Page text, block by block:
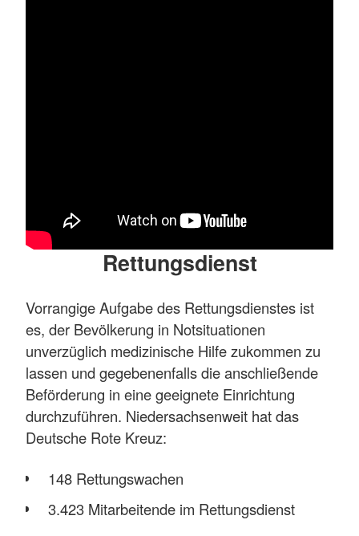
Rettungsdienst
Vorrangige Aufgabe des Rettungsdienstes ist
es, der Bevölkerung in Notsituationen
unverzüglich medizinische Hilfe zukommen zu
lassen und gegebenenfalls die anschließende
Beförderung in eine geeignete Einrichtung
durchzuführen. Niedersachsenweit hat das
Deutsche Rote Kreuz:
148 Rettungswachen
3.423 Mitarbeitende im Rettungsdienst